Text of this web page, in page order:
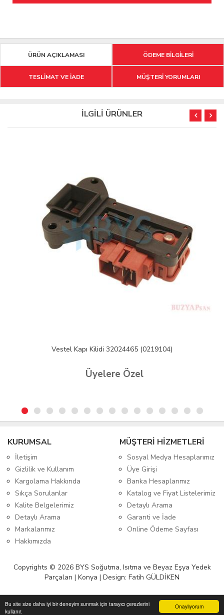
Onaylıyorum
Bu site size daha iyi bir deneyim sunmak için tarayıcı çerezlerini
kullanır.
Anasayfa Sipariş Takibi İletişim
ÜRÜN AÇIKLAMASI ÖDEME BİLGİLERİ
TESLİMAT VE İADE MÜŞTERİ YORUMLARI
İLGİLİ ÜRÜNLER
Bosch 619468 Kapı Kilidi
Üyelere Özel
KURUMSAL
İletişim
Gizlilik ve Kullanım
Kargolama Hakkında
Sıkça Sorulanlar
Kalite Belgelerimiz
Detaylı Arama
Markalarımız
Hakkımızda
MÜŞTERİ HİZMETLERİ
Sosyal Medya Hesaplarımız
Üye Girişi
Banka Hesaplarımız
Katalog ve Fiyat Listelerimiz
Detaylı Arama
Garanti ve İade
Online Ödeme Sayfası
Copyrights © 2026 BYS Soğutma, Isıtma ve Beyaz Eşya Yedek
Parçaları | Konya | Design: Fatih GÜLDİKEN